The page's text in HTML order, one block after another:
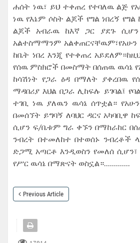
ሐሰት ነዉ፣ ይህ ተቀጠረ የተባለዉ ልጅ
ነዉ የእኔም ሶስት ልጆች የግል ነበረኝ
ልጆች አብራዉ ከእኛ ጋር ያደጉ ሲሆን
አልተስማማንም አልቀጠርናቸዉም፣የአሁን
ከቤት ነበረ እንጂ የተቀጠረ
የሰዉ ምስክሮች በመስማት በሰጠዉ ዉሳኔ
ከሳሽነት የጋራ ዕዳ በማለት ያቀረበዉ
ማዳበሪያ እህል በጋራ ሊከፍሉ ይገባል፤
ተገቢ ነዉ ያለዉን ዉሳኔ ሰጥቷል።
በመሰኘት ይግባኝ ለባህር ዳርና አካባቢዋ
ሲሆን ፍ/ቤቱም ግራ ቀኙን በማከራከር
ንብረት በተመለከተ በተወሰኑ ንብረቶች
ድጋሚ አጣርቶ እንዲወስን የመለሰ ሲሆን፣
የሥር ዉሳኔ በማጽናት ወስኗል።.............
Previous Article